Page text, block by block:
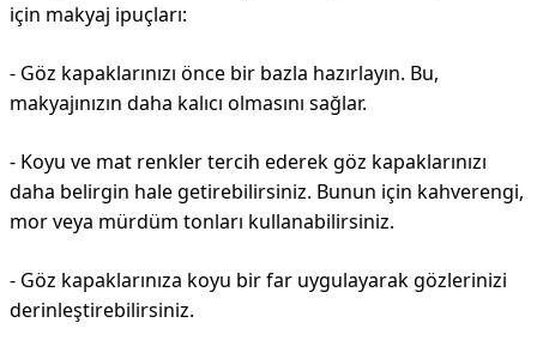
için makyaj ipuçları:
- Göz kapaklarınızı önce bir bazla hazırlayın. Bu,
makyajınızın daha kalıcı olmasını sağlar.
- Koyu ve mat renkler tercih ederek göz kapaklarınızı
daha belirgin hale getirebilirsiniz. Bunun için kahverengi,
mor veya mürdüm tonları kullanabilirsiniz.
- Göz kapaklarınıza koyu bir far uygulayarak gözlerinizi
derinleştirebilirsiniz.